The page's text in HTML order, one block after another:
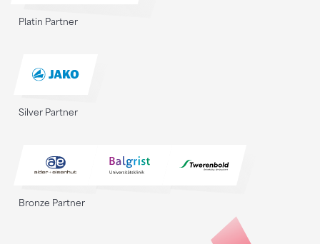
Platin Partner
Silver Partner
Bronze Partner